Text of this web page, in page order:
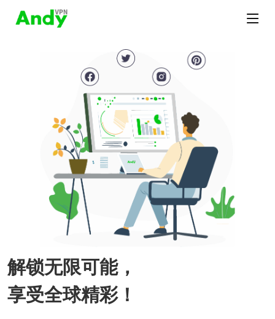
解锁无限可能，
享受全球精彩！